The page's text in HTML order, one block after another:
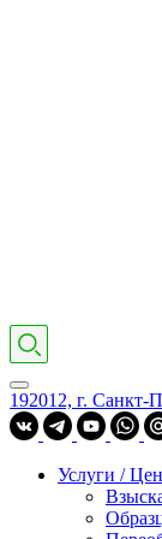
192012, г. Санкт-
Услуги /